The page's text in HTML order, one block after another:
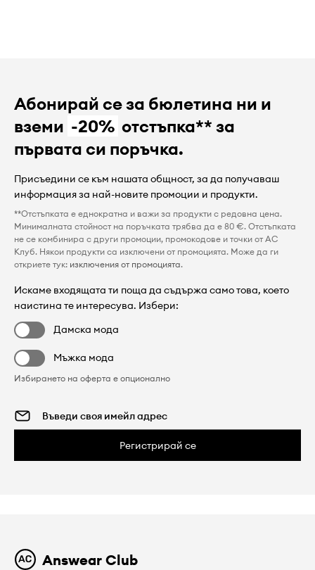
Абонирай се за бюлетина ни и
вземи -20% отстъпка** за
първата си поръчка.
Присъедини се към нашата общност, за да получаваш
информация за най-новите промоции и продукти.
**Отстъпката е еднократна и важи за продукти с редовна цена.
Минималната стойност на поръчката трябва да е 80 €. Отстъпката
не се комбинира с други промоции, промокодове и точки от AC
Клуб. Някои продукти са изключени от промоцията. Може да ги
откриете тук: изключения от промоцията.
Искаме входящата ти поща да съдържа само това, което
наистина те интересува. Избери:
Дамска мода
Мъжка мода
Избирането на оферта е опционално
Регистрирай се
Answear Club